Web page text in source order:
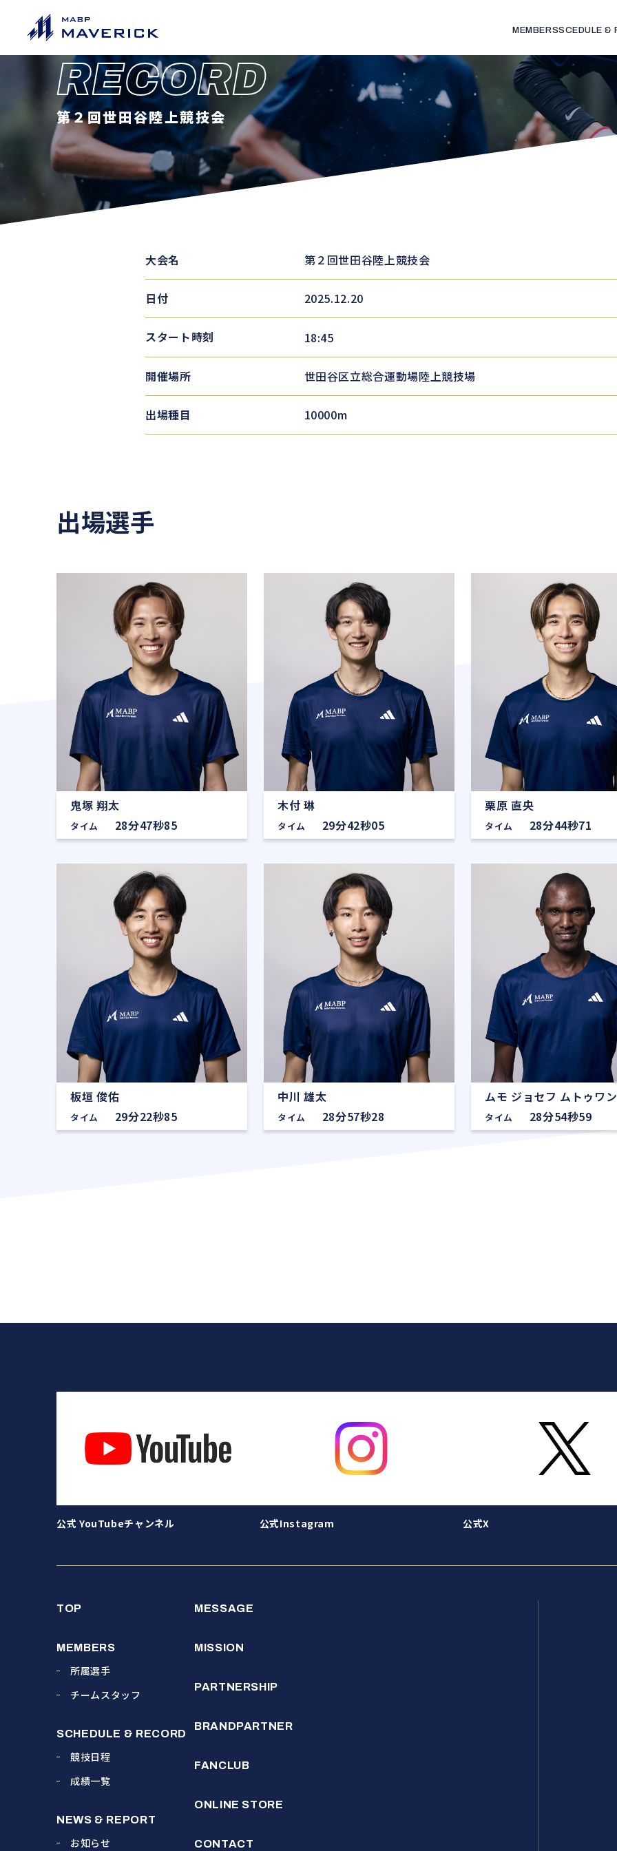
MEMBERSSCEDULE &
RECORD
第２回世田谷陸上競技会
大会名 第２回世田谷陸上競技会
日付 2025.12.20
スタート時刻 18:45
開催場所 世田谷区立総合運動場陸上競技場
出場種目 10000m
出場選手
鬼塚 翔太
タイム 28分47秒85
木付 琳
タイム 29分42秒05
栗原 直央
タイム 28分44秒71
板垣 俊佑
タイム 29分22秒85
中川 雄太
タイム 28分57秒28
ムモ ジョセフ ムトゥワ
タイム 28分54秒59
公式 YouTubeチャンネル 公式Instagram 公式X
TOP
MEMBERS
所属選手
チームスタッフ
SCHEDULE & RECORD
競技日程
成績一覧
NEWS & REPORT
お知らせ
MESSAGE
MISSION
PARTNERSHIP
BRANDPARTNER
FANCLUB
ONLINE STORE
CONTACT